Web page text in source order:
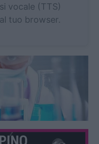
vocale (TTS)
tuo browser.